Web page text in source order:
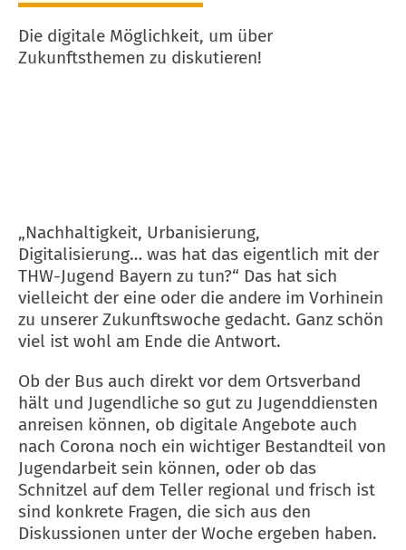
Die digitale Möglichkeit, um über
Zukunftsthemen zu diskutieren!
„Nachhaltigkeit, Urbanisierung,
Digitalisierung… was hat das eigentlich mit der
THW-Jugend Bayern zu tun?“ Das hat sich
vielleicht der eine oder die andere im Vorhinein
zu unserer Zukunftswoche gedacht. Ganz schön
viel ist wohl am Ende die Antwort.
Ob der Bus auch direkt vor dem Ortsverband
hält und Jugendliche so gut zu Jugenddiensten
anreisen können, ob digitale Angebote auch
nach Corona noch ein wichtiger Bestandteil von
Jugendarbeit sein können, oder ob das
Schnitzel auf dem Teller regional und frisch ist
sind konkrete Fragen, die sich aus den
Diskussionen unter der Woche ergeben haben.